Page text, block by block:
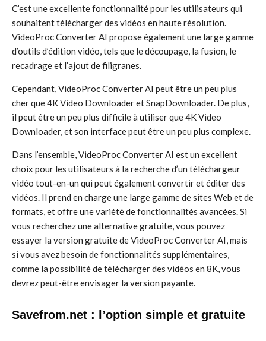
C’est une excellente fonctionnalité pour les utilisateurs qui
souhaitent télécharger des vidéos en haute résolution.
VideoProc Converter AI propose également une large gamme
d’outils d’édition vidéo, tels que le découpage, la fusion, le
recadrage et l’ajout de filigranes.
Cependant, VideoProc Converter AI peut être un peu plus
cher que 4K Video Downloader et SnapDownloader. De plus,
il peut être un peu plus difficile à utiliser que 4K Video
Downloader, et son interface peut être un peu plus complexe.
Dans l’ensemble, VideoProc Converter AI est un excellent
choix pour les utilisateurs à la recherche d’un téléchargeur
vidéo tout-en-un qui peut également convertir et éditer des
vidéos. Il prend en charge une large gamme de sites Web et de
formats, et offre une variété de fonctionnalités avancées. Si
vous recherchez une alternative gratuite, vous pouvez
essayer la version gratuite de VideoProc Converter AI, mais
si vous avez besoin de fonctionnalités supplémentaires,
comme la possibilité de télécharger des vidéos en 8K, vous
devrez peut-être envisager la version payante.
Savefrom.net : l’option simple et gratuite